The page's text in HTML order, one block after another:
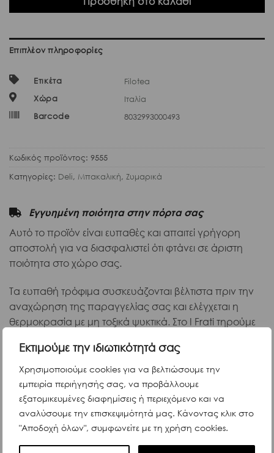
Εκτιμούμε την ιδιωτικότητά σας
Χρησιμοποιούμε cookies για να βελτιώσουμε την
εμπειρία περιήγησής σας, να προβάλλουμε
εξατομικευμένες διαφημίσεις ή περιεχόμενο και να
αναλύσουμε την επισκεψιμότητά μας. Κάνοντας κλικ στο
"Αποδοχή όλων", συμφωνείτε με τη χρήση cookies.
Επιπλέον πληροφορίες
Ετικέτα
Filotea
Χώρα
Ιταλία
Barcode
8032993000493
Κωδικός προϊόντος: 9555
Κατηγορίες: Deli, Μπακαλική, Ζυμαρικά
Εγγυημένη ποιότητα στην πόρτα σας
Αυτό το προϊόν είναι ευπαθές και απαιτεί γρήγορη
αποστολή για να διασφαλιστεί ότι φτάνει σε άριστη
ποιότητα στο χώρο σας.
Τα ευπαθή τρόφιμα συσκευάζονται βέλτιστα πριν την
αναχώρηση της παραγγελίας σας και ελέγχεται η
θερμοκρασία με μη τοξικά ψυκτικά. Στο I Frati τηρούμε
τον Covid-19.
Περιγραφή
Ανθεκτικά στο βράσιμο και ιδανικά για ραγού, σάλτσες